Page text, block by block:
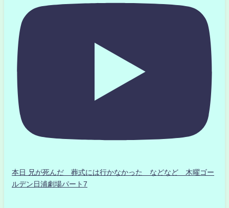
本日 兄が死んだ 葬式には行かなかった などなど 木曜ゴー
ルデン日浦劇場パート7